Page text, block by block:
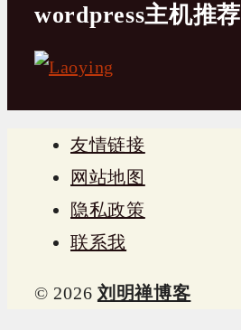
wordpress主机推荐
友情链接
网站地图
隐私政策
联系我
© 2026 刘明禅博客